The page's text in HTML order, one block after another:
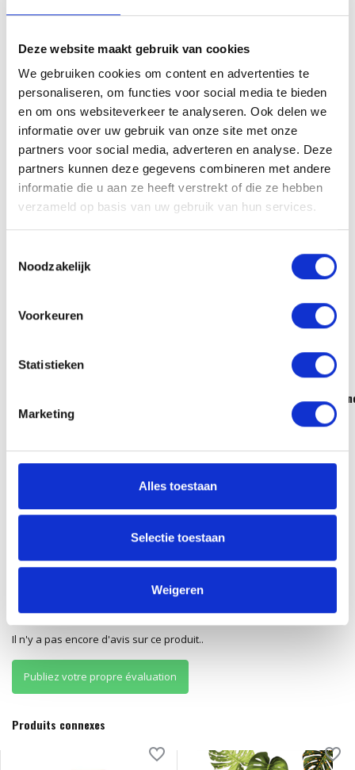
Deze website maakt gebruik van cookies
We gebruiken cookies om content en advertenties te
personaliseren, om functies voor social media te bieden
en om ons websiteverkeer te analyseren. Ook delen we
informatie over uw gebruik van onze site met onze
partners voor social media, adverteren en analyse. Deze
partners kunnen deze gegevens combineren met andere
informatie die u aan ze heeft verstrekt of die ze hebben
verzameld op basis van uw gebruik van hun services.
Noodzakelijk
Voorkeuren
Statistieken
Marketing
Alles toestaan
Selectie toestaan
Weigeren
Partager
Avez-vous une question concernant ce produit?
Vous voulez savoir si ce produit vous convient? Ou comment vous
devez l'utiliser? Nos coiffeurs seront ravis de vous aider!
...
42,90
Taxes incluses
31,95
Replenish
34,40
Évaluations
Il n'y a pas encore d'avis sur ce produit..
Publiez votre propre évaluation
Produits connexes